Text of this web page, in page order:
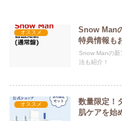
オススメ
Snow Man
特典情報も
Snow Manの新
法も紹介！
オススメ
数量限定！
肌ケアを始